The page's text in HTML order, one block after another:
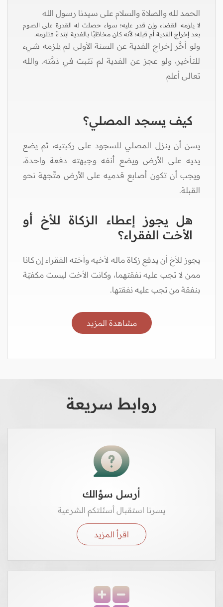
الحمد لله والصلاة والسلام على سيدنا رسول الله
لا يلزمه القضاء وإن قدر عليه؛ سواء حصلت له القدرة على الصوم
بعد إخراج الفدية أم قبله؛ لأنه كان مخاطَبًا بالفدية ابتداءً فتلزمه.
ولو أخَّر إخراج الفدية عن السنة الأولى لم يلزمه شيء
للتأخير، ولو عجز عن الفدية لم تثبت في ذمَّته. والله
تعالى أعلم
كيف يسجد المصلي؟
يسن أن ينزل المصلي للسجود على ركبتيه، ثم يضع
يديه على الأرض ويضع أنفه وجبهته دفعة واحدة،
ويجب أن تكون أصابع قدميه على الأرض متّجهة نحو
القبلة.
هل يجوز إعطاء الزكاة للأخ أو
الأخت الفقراء؟
يجوز للأخ أن يدفع زكاة ماله لأخيه وأخته الفقراء إن كانا
ممن لا تجب عليه نفقتهما، وكانت الأخت ليست مكفيّة
بنفقة من تجب عليه نفقتها.
مشاهدة المزيد
روابط سريعة
أرسل سؤالك
يسرنا استقبال أسئلتكم الشرعية
اقرأ المزيد